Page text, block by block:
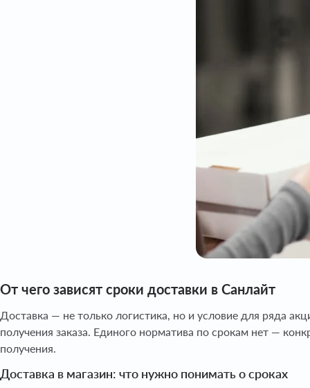
От чего зависят сроки доставки в Санлайт
Доставка — не только логистика, но и условие для ряда
получения заказа. Единого норматива по срокам нет —
получения.
Доставка в магазин: что нужно понимать о сроках